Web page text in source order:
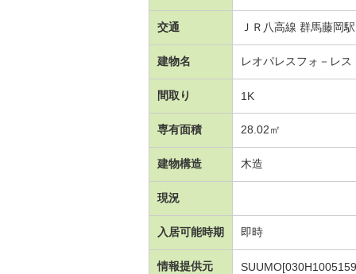
交通 ＪＲ八高線 群馬藤岡
建物名 レオパレスフォ－レ
間取り 1K
専有面積 28.02㎡
建物構造 木造
現況
入居可能時期 即時
情報提供元